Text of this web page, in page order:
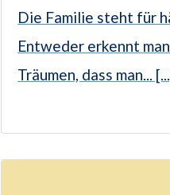
Die Familie steht für
Entweder erkennt
Träumen, dass man...